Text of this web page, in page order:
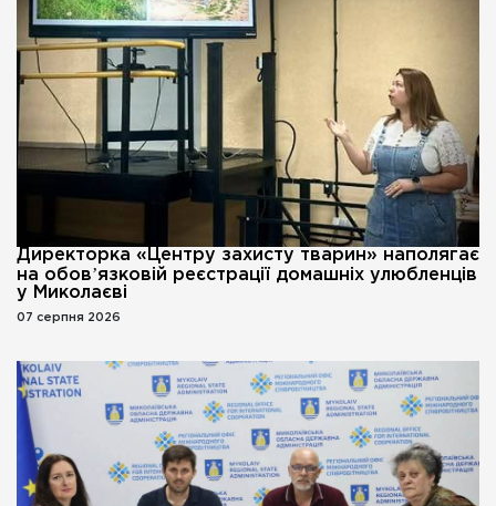
Директорка «Центру захисту тварин» наполягає
на обовʼязковій реєстрації домашніх улюбленців
у Миколаєві
07 серпня 2026